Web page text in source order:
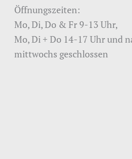
Öffnungszeiten:
Mo, Di, Do & Fr 9-13 Uhr,
Mo, Di + Do 14-17 Uhr und
mittwochs geschlossen